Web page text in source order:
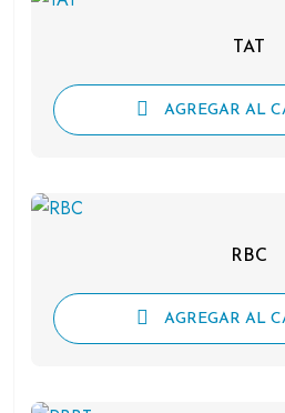
TAT
AGREGAR AL
RBC
AGREGAR AL